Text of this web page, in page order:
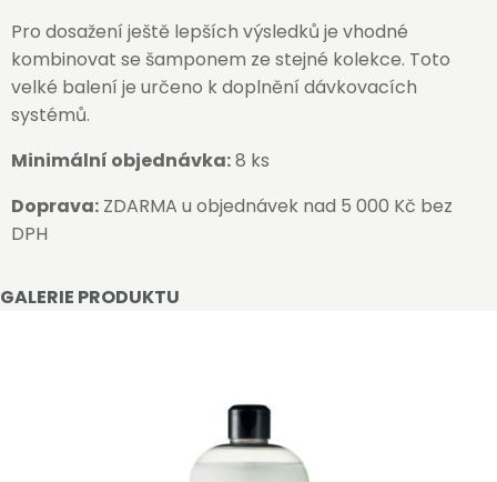
GALERIE PRODUKTU
Pro dosažení ještě lepších výsledků je vhodné
kombinovat se šamponem ze stejné kolekce. Toto
velké balení je určeno k doplnění dávkovacích
systémů.
Minimální objednávka:8 ks
Doprava: ZDARMA u objednávek nad 5 000 Kč bez
DPH